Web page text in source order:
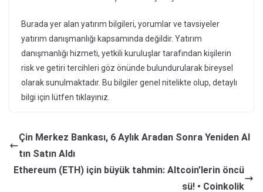
Burada yer alan yatırım bilgileri, yorumlar ve tavsiyeler
yatırım danışmanlığı kapsamında değildir. Yatırım
danışmanlığı hizmeti, yetkili kuruluşlar tarafından kişilerin
risk ve getiri tercihleri göz önünde bulundurularak bireysel
olarak sunulmaktadır. Bu bilgiler genel nitelikte olup, detaylı
bilgi için lütfen tıklayınız.
Çin Merkez Bankası, 6 Aylık Aradan Sonra Yeniden Al
tın Satın Aldı
Ethereum (ETH) için büyük tahmin: Altcoin’lerin öncü
sü! • Coinkolik